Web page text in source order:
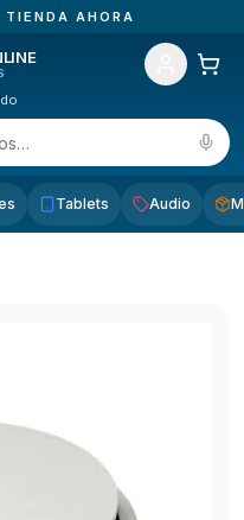
HOY EN CANARIAS
Tablets Audio